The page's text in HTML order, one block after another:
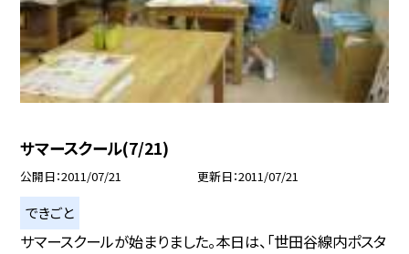
サマースクール(7/21)
公開日 2011/07/21 更新日 2011/07/21
できごと
サマースクールが始まりました。本日は、「世田谷線内ポスタ